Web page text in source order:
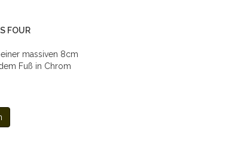
FOUR
massiven 8cm
Fuß in Chrom